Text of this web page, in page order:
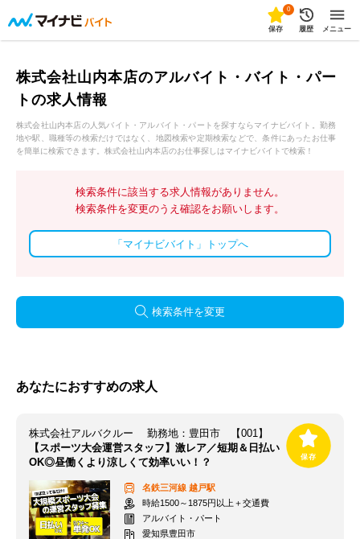
0
保存 履歴 メニュー
株式会社山内本店のアルバイト・バイト・パー
トの求人情報
株式会社山内本店の人気バイト・アルバイト・パートを探すならマイナビバイト。勤務
地や駅、職種等の検索だけではなく、地図検索や定期検索などで、条件にあったお仕事
を簡単に検索できます。株式会社山内本店のお仕事探しはマイナビバイトで検索！
検索条件に該当する求人情報がありません。
検索条件を変更のうえ確認をお願いします。
「マイナビバイト」トップへ
検索条件を変更
あなたにおすすめの求人
株式会社アルバクルー 勤務地：豊田市 【001】
【スポーツ大会運営スタッフ】激レア／短期＆日払い
OK◎昼働くより涼しくて効率いい！？
名鉄三河線 越戸駅
時給1500～1875円以上＋交通費
アルバイト・パート
愛知県豊田市